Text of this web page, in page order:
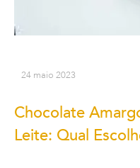
24 maio 2023
Chocolate
Leite: Qual